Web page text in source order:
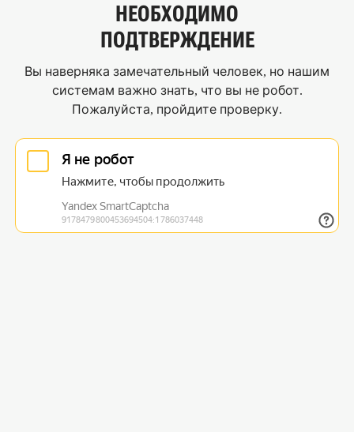
НЕОБХОДИМО
ПОДТВЕРЖДЕНИЕ
Вы наверняка замечательный человек, но нашим
системам важно знать, что вы не робот.
Пожалуйста, пройдите проверку.